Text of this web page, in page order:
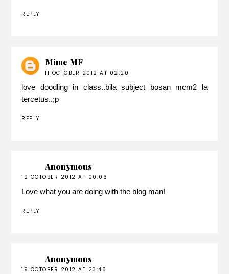
REPLY
Mime MF
11 OCTOBER 2012 AT 02:20
love doodling in class..bila subject bosan mcm2 la
tercetus..;p
REPLY
Anonymous
12 OCTOBER 2012 AT 00:06
Love what you are doing with the blog man!
REPLY
Anonymous
19 OCTOBER 2012 AT 23:48